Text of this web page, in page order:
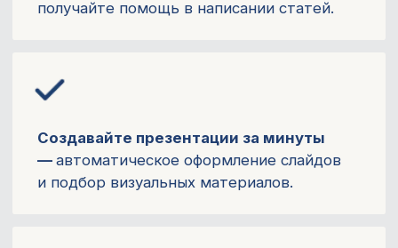
быстро переводите и адаптируйте резюме,
Бонус для предзаписи